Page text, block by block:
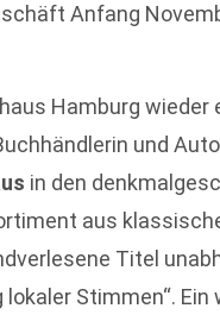
Anfang
Hamburg wieder
und
in den
aus
Titel
Stimmen“.